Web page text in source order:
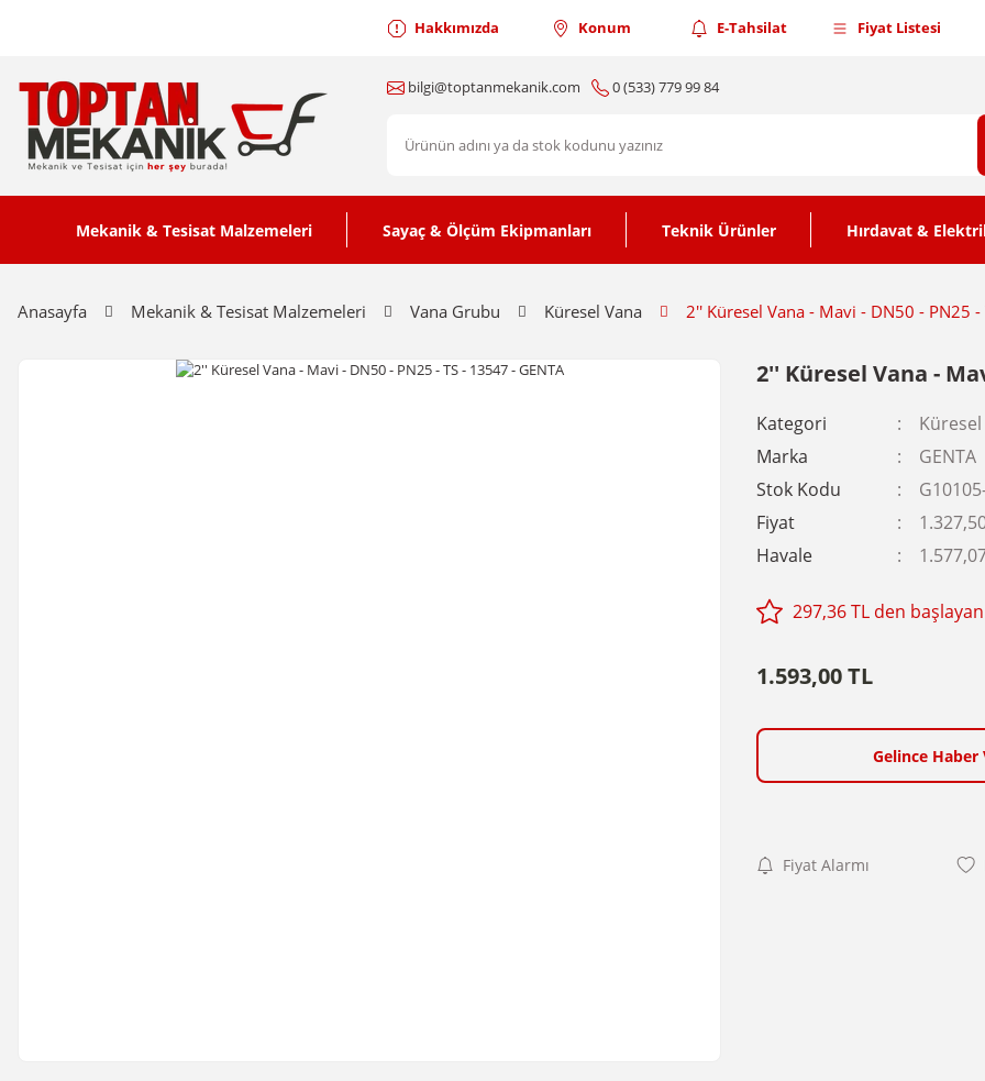
Hakkımızda Konum E-Tahsilat Fiyat Listesi
bilgi@toptanmekanik.com 0 (533) 779 99 84
Mekanik & Tesisat Malzemeleri Sayaç & Ölçüm Ekipmanları Teknik Ürünler Hırdavat &
Anasayfa Mekanik & Tesisat Malzemeleri Vana Grubu Küresel Vana 2'' Küresel Vana - Mavi - DN50 - PN25 -
2'' Küresel Vana -
Kategori
Marka
GENTA
Stok Kodu
Fiyat
Havale
297,36 TL den
1.593,00 TL
Gelince Haber
Fiyat Alarmı